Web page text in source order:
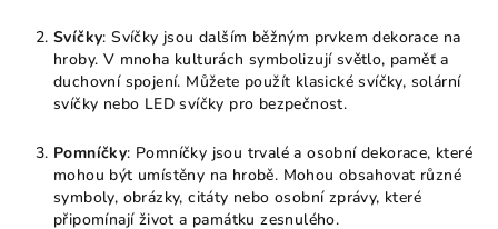
Svíčky: Svíčky jsou dalším běžným prvkem dekorace na
hroby. V mnoha kulturách symbolizují světlo, paměť a
duchovní spojení. Můžete použít klasické svíčky, solární
svíčky nebo LED svíčky pro bezpečnost.
Pomníčky: Pomníčky jsou trvalé a osobní dekorace, které
mohou být umístěny na hrobě. Mohou obsahovat různé
symboly, obrázky, citáty nebo osobní zprávy, které
připomínají život a památku zesnulého.